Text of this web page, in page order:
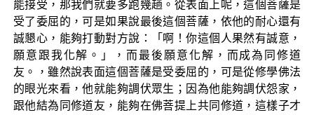
能接受，那我們就要多跑幾趟。從表面上呢，這個菩薩是
受了委屈的，可是如果說最後這個菩薩，依他的耐心還有
誠懇心，能夠打動對方說：「啊！你這個人果然有誠意，
願意跟我化解。」，而最後願意化解，而成為同修道
友。，雖然說表面這個菩薩是受委屈的，可是從修學佛法
的眼光來看，他就能夠調伏眾生；因為他能夠調伏怨家，
跟他結為同修道友，能夠在佛菩提上共同修道，這樣子才